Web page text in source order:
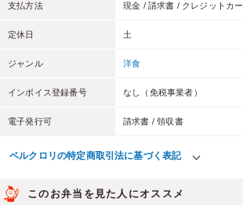
支払方法 現金 / 請求書 / クレジットカ
定休日 土
ジャンル 洋食
インボイス登録番号 なし（免税事業者）
電子発行可 請求書 / 領収書
ベルクロリの特定商取引法に基づく表記
このお弁当を見た人にオススメ